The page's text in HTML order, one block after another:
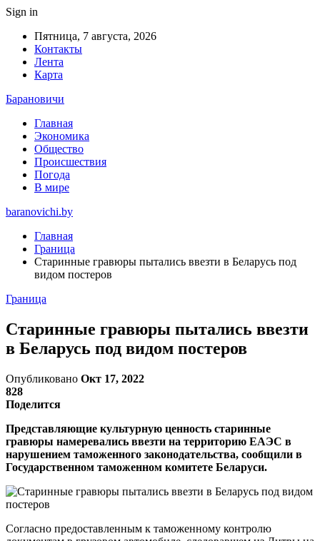
Sign in
Пятница, 7 августа, 2026
Контакты
Лента
Карта
Барановичи
Главная
Экономика
Общество
Происшествия
Погода
В мире
baranovichi.by
Главная
Граница
Старинные гравюры пытались ввезти в Беларусь под
видом постеров
Граница
Старинные гравюры пытались ввезти
в Беларусь под видом постеров
Опубликовано Окт 17, 2022
828
Поделится
Представляющие культурную ценность старинные
гравюры намеревались ввезти на территорию ЕАЭС в
нарушением таможенного законодательства, сообщили в
Государственном таможенном комитете Беларуси.
Согласно предоставленным к таможенному контролю